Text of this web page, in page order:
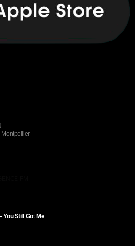
Montpellier
You Still Got Me